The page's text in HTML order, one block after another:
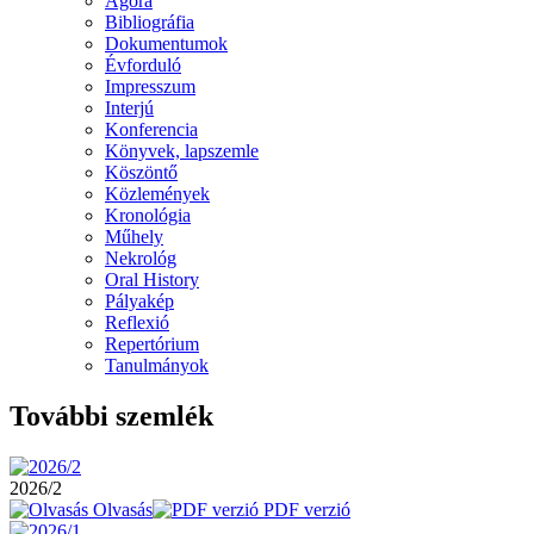
Bibliográfia
Dokumentumok
Évforduló
Impresszum
Interjú
Konferencia
Könyvek, lapszemle
Köszöntő
Közlemények
Kronológia
Műhely
Nekrológ
Oral History
Pályakép
Reflexió
Repertórium
Tanulmányok
További szemlék
2026/2
Olvasás
PDF verzió